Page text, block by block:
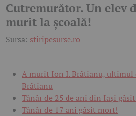
Cutremurător. Un elev
murit la școală!
Sursa: stiripesurse.ro
A murit Ion I. Brătianu, ultimul
Brătianu
Tânăr de 25 de ani din Iași
Tânăr de 17 ani găsit mort!